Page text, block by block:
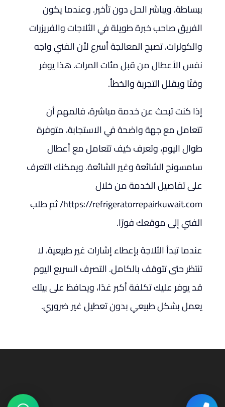
ببساطة، ويباشر الحل دون تأخير. وعندما يكون
الفريق صاحب خبرة طويلة في الثلاجات والفريزرات
والكولرات، تصبح المعالجة أسرع لأن الفني واجه
نفس الأعطال من قبل مئات المرات. هذا يوفر
وقتًا ويقلل التجربة والخطأ.
إذا كنت تبحث عن خدمة مباشرة، فالمهم أن
تتعامل مع جهة واضحة في الاستجابة، متوفرة
طوال اليوم، وتعرف كيف تتعامل مع أعطال
سامسونج الشائعة وغير الشائعة. ويمكنك التعرف
على تفاصيل الخدمة من خلال
https://refrigeratorrepairkuwait.com/ ثم طلب
الفني إلى موقعك فورًا.
عندما تبدأ الثلاجة بإعطاء إشارات غير طبيعية، لا
تنتظر حتى تتوقف بالكامل. التصرف السريع اليوم
قد يوفر عليك تكلفة أكبر غدًا، ويحافظ على بيتك
يعمل بشكل طبيعي بدون تعطيل غير ضروري.